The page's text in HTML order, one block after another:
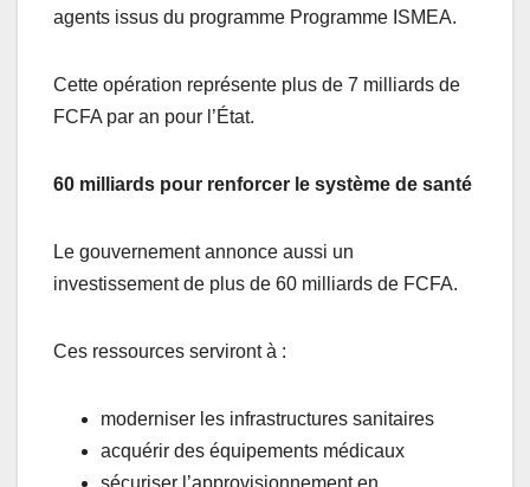
agents issus du programme Programme ISMEA.
Cette opération représente plus de 7 milliards de
FCFA par an pour l’État.
60 milliards pour renforcer le système de santé
Le gouvernement annonce aussi un
investissement de plus de 60 milliards de FCFA.
Ces ressources serviront à :
moderniser les infrastructures sanitaires
acquérir des équipements médicaux
sécuriser l’approvisionnement en